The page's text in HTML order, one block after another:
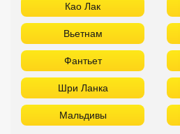
Као Лак
Вьетнам
Фантьет
Шри Ланка
Мальдивы